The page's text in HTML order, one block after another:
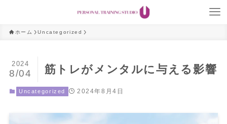
ホーム Uncategorized
筋トレがメンタルに与える影響
2024
8/04
Uncategorized 2024年8月4日